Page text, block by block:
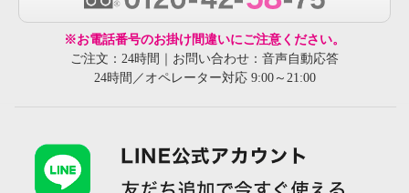
※お電話番号のお掛け間違いにご注意ください。
ご注文：24時間｜お問い合わせ：音声自動応答
24時間／オペレーター対応 9:00～21:00